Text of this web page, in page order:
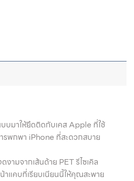
ะและสิทธิประโยชน์จากบัตรเครดิตที่
บมาให้ยึดติดกับเคส Apple ที่ใช้
รพกพา iPhone ที่สะดวกสบาย
งามจากเส้นด้าย PET รีไซเคิล
าแคบที่เรียบเนียนนี้ให้คุณสะพาย